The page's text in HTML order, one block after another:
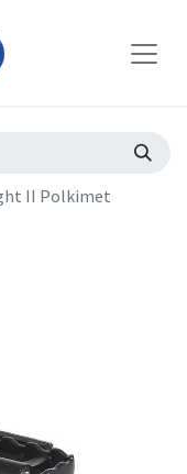
II Polkimet